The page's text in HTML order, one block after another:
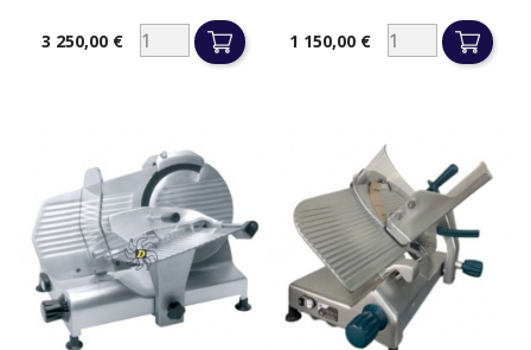
Prix3 250,00 € Prix1 150,00 €